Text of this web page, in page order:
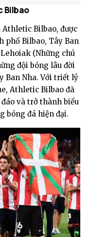
Bilbao
Bilbao, được
phố Bilbao, Tây Ban
(Những chú
đội bóng lâu đời
Ban Nha. Với triết lý
Athletic Bilbao đã
và trở thành biểu
bóng đá hiện đại.